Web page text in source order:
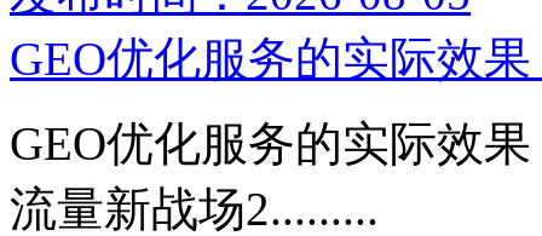
GEO优化服务的实际效
GEO优化服务的实际效
流量新战场2.........